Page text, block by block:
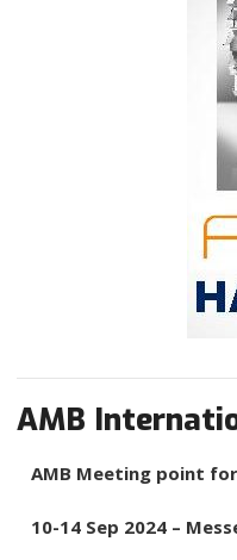
AMB
AMB Meeting point
10-14 Sep 2024 –